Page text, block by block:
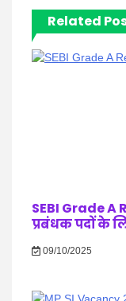
Related
SEBI Grade
प्रबंधक पदों के
09/10/2025